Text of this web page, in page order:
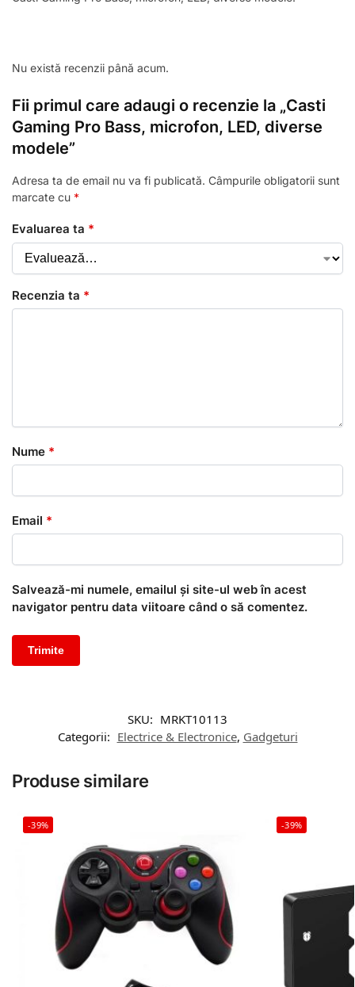
Nu există recenzii până acum.
Fii primul care adaugi o recenzie la „Casti
Gaming Pro Bass, microfon, LED, diverse
modele”
Adresa ta de email nu va fi publicată. Câmpurile obligatorii sunt
marcate cu *
Evaluarea ta *
Recenzia ta *
Nume *
Email *
Salvează-mi numele, emailul și site-ul web în acest
navigator pentru data viitoare când o să comentez.
SKU: MRKT10113
Categorii: Electrice & Electronice, Gadgeturi
Produse similare
-39% -39%